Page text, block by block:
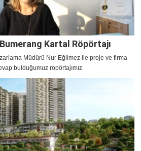
Kartal Röpörtajı
Müdürü Nur Eğilmez ile proje ve firma
bulduğumuz röpörtajımız.